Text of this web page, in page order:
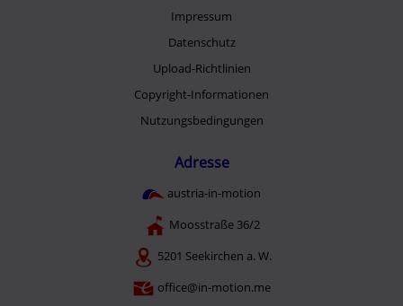
Impressum
Datenschutz
Upload-Richtlinien
Copyright-Informationen
Nutzungsbedingungen
Adresse
austria-in-motion
Moosstraße 36/2
5201 Seekirchen a. W.
office@in-motion.me